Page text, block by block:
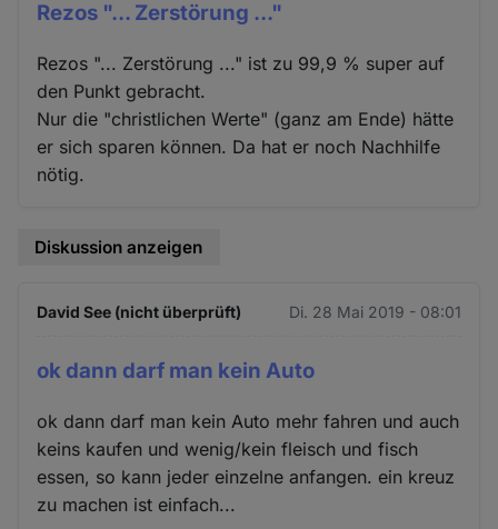
Rezos "... Zerstörung ..."
Rezos "... Zerstörung ..." ist zu 99,9 % super auf
den Punkt gebracht.
Nur die "christlichen Werte" (ganz am Ende) hätte
er sich sparen können. Da hat er noch Nachhilfe
nötig.
Diskussion anzeigen
David See (nicht überprüft) Di. 28 Mai 2019 - 08:01
ok dann darf man kein Auto
ok dann darf man kein Auto mehr fahren und auch
keins kaufen und wenig/kein fleisch und fisch
essen, so kann jeder einzelne anfangen. ein kreuz
zu machen ist einfach...